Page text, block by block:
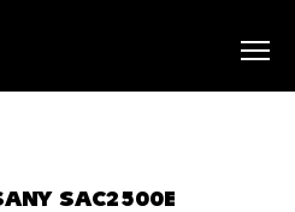
SAC2500E